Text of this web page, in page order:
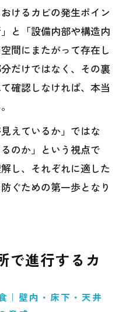
けるカビの発生ポイン
と「設備内部や構造内
間にまたがって存在し
だけではなく、その裏
確認しなければ、本当
えているか」ではな
のか」という視点で
し、それぞれに適した
ぐための第一歩となり
で進行するカ
｜壁内・床下・天井